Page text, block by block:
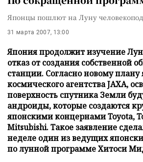
Японцы пошлют на Луну
31 марта 2007, 13:00
Япония продолжит изучение
отказ от создания собственной
станции. Согласно новому плану
космического агентства JAXA,
поверхность спутника Земли
андроиды, которые создаются
японскими концернами Toyota,
Mitsubishi. Такое заявление
неделе один из ведущих
по лунной программе Хитоси